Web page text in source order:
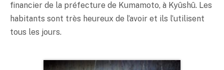
financier de la préfecture de Kumamoto, à Kyûshû. Les
habitants sont très heureux de l’avoir et ils l’utilisent
tous les jours.